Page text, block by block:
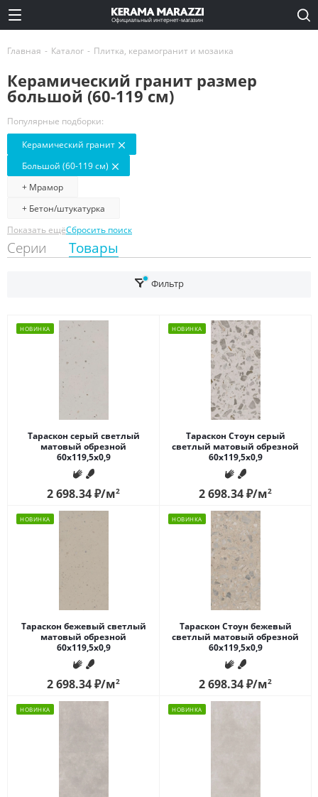
Официальный интернет-магазин
Главная - Каталог - Плитка, керамогранит и мозаика
Керамический гранит размер
большой (60-119 см)
Популярные подборки:
Керамический гранит
Большой (60-119 см)
+ Мрамор
+ Бетон/штукатурка
Показать ещёСбросить поиск
Серии Товары
Фильтр
НОВИНКА
Тараскон серый светлый
матовый обрезной
60x119,5x0,9
2 698.34₽/м2
НОВИНКА
Тараскон Стоун серый
светлый матовый обрезной
60x119,5x0,9
2 698.34₽/м2
НОВИНКА
Тараскон бежевый светлый
матовый обрезной
60x119,5x0,9
2 698.34₽/м2
НОВИНКА
Тараскон Стоун бежевый
светлый матовый обрезной
60x119,5x0,9
2 698.34₽/м2
НОВИНКА НОВИНКА